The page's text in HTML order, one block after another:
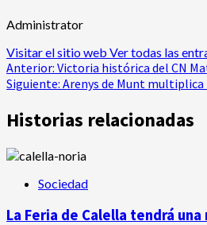
Administrator
Visitar el sitio web Ver todas las
Navegación
de
entradas
Anterior: Victoria histórica del CN
Siguiente: Arenys de Munt multiplica
Historias relacionadas
Sociedad
La Feria de Calella tendrá